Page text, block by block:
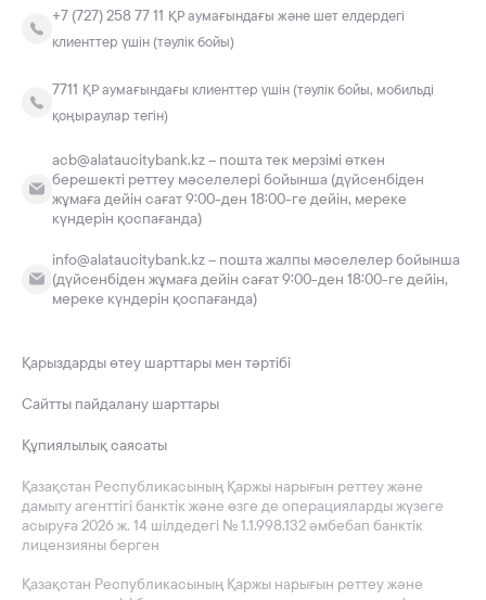
+7 (727) 258 77 11 ҚР аумағындағы және шет елдердегі
клиенттер үшін (тәулік бойы)
7711 ҚР аумағындағы клиенттер үшін (тәулік бойы, мобильді
қоңыраулар тегін)
acb@alataucitybank.kz – пошта тек мерзімі өткен
берешекті реттеу мәселелері бойынша (дүйсенбіден
жұмаға дейін сағат 9:00-ден 18:00-ге дейін, мереке
күндерін қоспағанда)
info@alataucitybank.kz – пошта жалпы мәселелер бойынша
(дүйсенбіден жұмаға дейін сағат 9:00-ден 18:00-ге дейін,
мереке күндерін қоспағанда)
Қазақстан Республикасының Қаржы нарығын реттеу және
дамыту агенттігі банктік және өзге де операцияларды жүзеге
асыруға 2026 ж. 14 шілдедегі № 1.1.998.132 әмбебап банктік
лицензияны берген
Қазақстан Республикасының Қаржы нарығын реттеу және
Қарыздарды өтеу шарттары мен тәртібі
Сайтты пайдалану шарттары
Құпиялылық саясаты